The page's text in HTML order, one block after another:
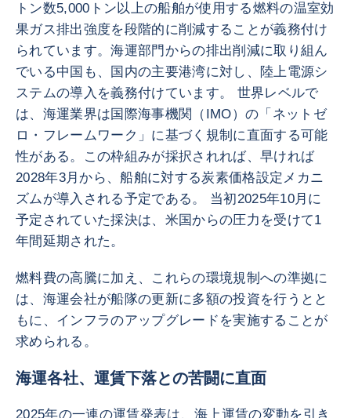
トン数5,000トン以上の船舶が使用する燃料の温室効
果ガス排出強度を段階的に削減することが義務付け
られています。海運部門からの排出削減に取り組ん
でいる中国も、国内の主要港湾に対し、陸上電源シ
ステムの導入を義務付けています。 世界レベルで
は、海運業界は国際海事機関（IMO）の「ネットゼ
ロ・フレームワーク」に基づく規制に直面する可能
性がある。この枠組みが採択されれば、早ければ
2028年3月から、船舶に対する炭素価格設定メカニ
ズムが導入される予定である。 当初2025年10月に
予定されていた採決は、米国からの圧力を受けて1
年間延期された。
燃料費の高騰に加え、これらの環境規制への準拠に
は、海運会社が船隊の更新に多額の投資を行うとと
もに、インフラのアップグレードを実施することが
求められる。
海運各社、運賃下落との苦闘に直面
2025年の一連の運賃発表は、海上運賃の変動を引き